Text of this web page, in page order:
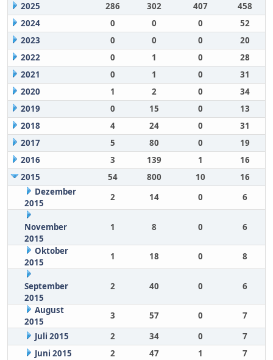
2025
286 302 407
458
2024
0 0 0
52
2023
0 0 0
20
2022
0 1 0
28
2021
0 1 0
31
2020
1 2 0
34
2019
0 15 0
13
2018
4 24 0
31
2017
5 80 0
19
2016
3 139 1
16
2015
54 800 10
16
Dezember
2015
2 14 0 6
November
2015
1 8 0 6
Oktober
2015
1 18 0 8
September
2015
2 40 0 6
August
2015
3 57 0
7
Juli 2015
2 34 0
7
Juni 2015
2 47 1
7